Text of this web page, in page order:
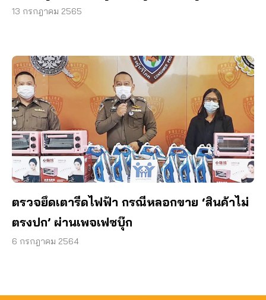
13 กรกฎาคม 2565
ตรวจยึดเตารีดไฟฟ้า กรณีหลอกขาย ‘สินค้าไม่
ตรงปก’ ผ่านเพจเฟซบุ๊ก
6 กรกฎาคม 2564